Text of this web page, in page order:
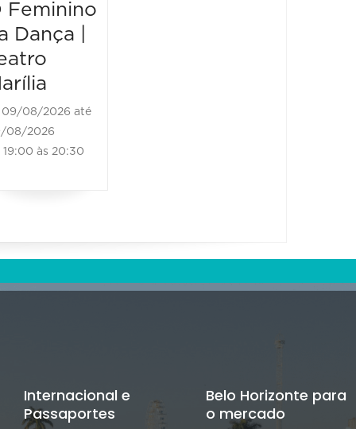
Feminino
Dança |
09/08/2026 até
08/2026
às 20:30
Internacional e
Passaportes
Belo Horizonte para
o mercado